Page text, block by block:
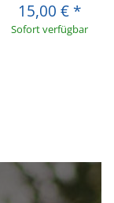
15,00 € *
Sofort verfügbar